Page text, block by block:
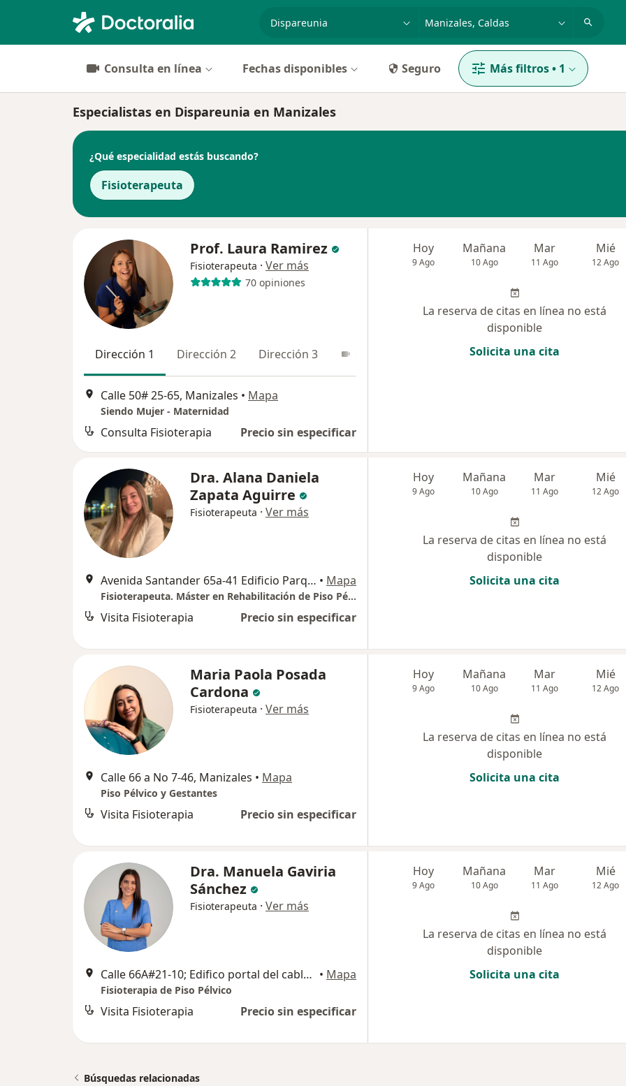
Consulta en línea Fechas disponibles Seguro Más filtros• 1
Especialistas en Dispareunia en Manizales
¿Qué especialidad estás buscando?
Fisioterapeuta
Prof. Laura Ramirez
Fisioterapeuta · Ver más
70 opiniones
Dirección 1 Dirección 2 Dirección 3
Calle 50# 25-65, Manizales • Mapa
Siendo Mujer - Maternidad
Consulta Fisioterapia Precio sin especificar
Hoy
9 Ago
Mañana
10 Ago
Mar
11 Ago
Mié
12 Ago
La reserva de citas en línea no está
disponible
Solicita una cita
Dra. Alana Daniela
Zapata Aguirre
Fisioterapeuta · Ver más
Avenida Santander 65a-41 Edificio Parque Médico, Manizales • Mapa
Fisioterapeuta. Máster en Rehabilitación de Piso Pélvico UEM España
Visita Fisioterapia Precio sin especificar
Hoy
9 Ago
Mañana
10 Ago
Mar
11 Ago
Mié
12 Ago
La reserva de citas en línea no está
disponible
Solicita una cita
Maria Paola Posada
Cardona
Fisioterapeuta · Ver más
Calle 66 a No 7-46, Manizales • Mapa
Piso Pélvico y Gestantes
Visita Fisioterapia Precio sin especificar
Hoy
9 Ago
Mañana
10 Ago
Mar
11 Ago
Mié
12 Ago
La reserva de citas en línea no está
disponible
Solicita una cita
Dra. Manuela Gaviria
Sánchez
Fisioterapeuta · Ver más
Calle 66A#21-10; Edifico portal del cable consultorio 305, Manizales • Mapa
Fisioterapia de Piso Pélvico
Visita Fisioterapia Precio sin especificar
Hoy
9 Ago
Mañana
10 Ago
Mar
11 Ago
Mié
12 Ago
La reserva de citas en línea no está
disponible
Solicita una cita
Búsquedas relacionadas